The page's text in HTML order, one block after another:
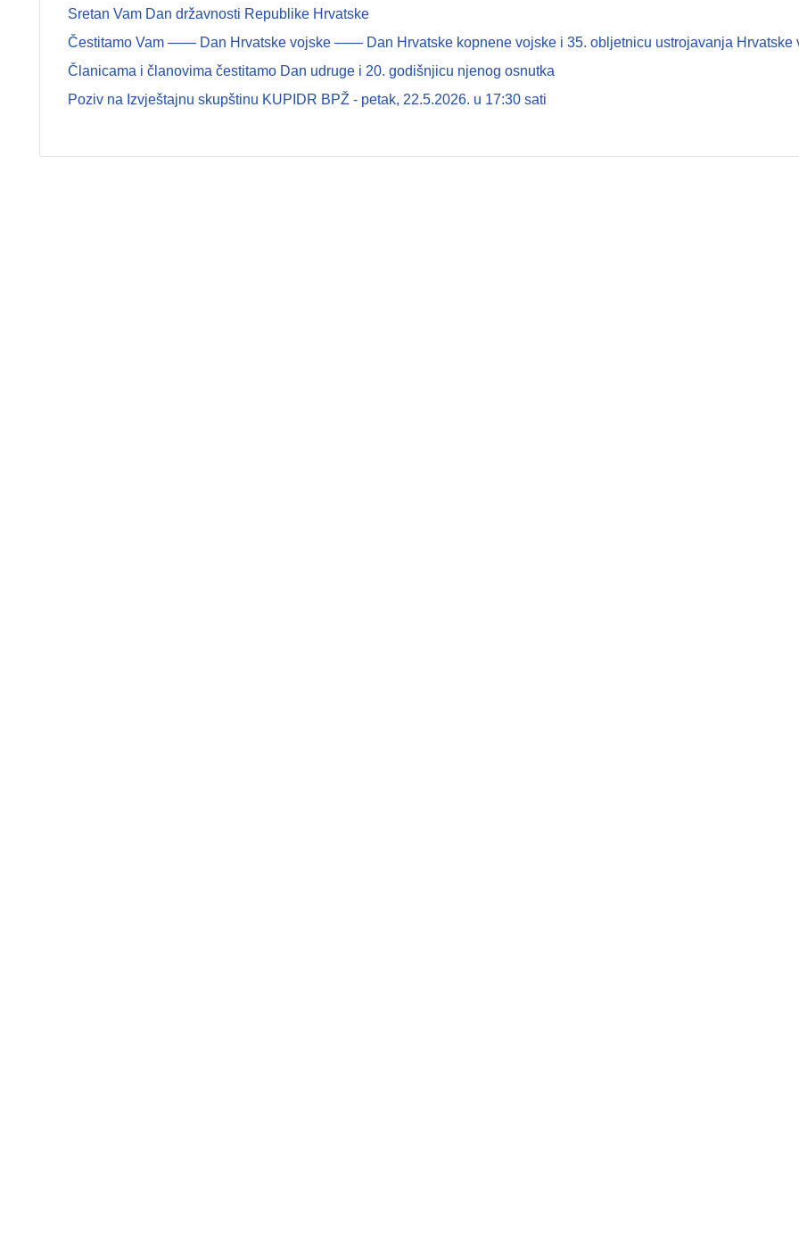
Sretan Vam Dan državnosti Republike Hrvatske
Čestitamo Vam —— Dan Hrvatske vojske —— Dan Hrvatske kopnene vojske i 35. obljetnicu ustrojavanja Hrvatske
Članicama i članovima čestitamo Dan udruge i 20. godišnjicu njenog osnutka
Poziv na Izvještajnu skupštinu KUPIDR BPŽ - petak, 22.5.2026. u 17:30 sati